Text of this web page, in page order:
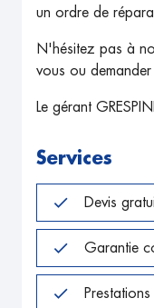
un ordre de
N'hésitez pas à
vous ou demander
Le gérant
Services
Devis
Garantie